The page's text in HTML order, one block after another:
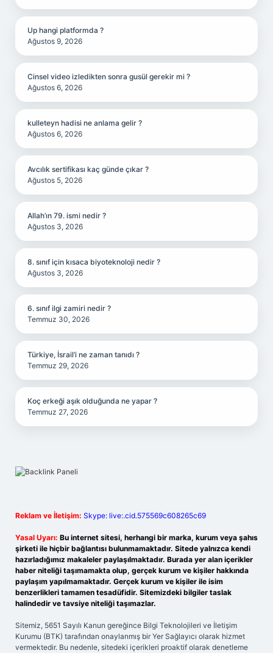
Up hangi platformda ?
Ağustos 9, 2026
Cinsel video izledikten sonra gusül gerekir mi ?
Ağustos 6, 2026
kulleteyn hadisi ne anlama gelir ?
Ağustos 6, 2026
Avcılık sertifikası kaç günde çıkar ?
Ağustos 5, 2026
Allah’ın 79. ismi nedir ?
Ağustos 3, 2026
8. sınıf için kısaca biyoteknoloji nedir ?
Ağustos 3, 2026
6. sınıf ilgi zamiri nedir ?
Temmuz 30, 2026
Türkiye, İsrail’i ne zaman tanıdı ?
Temmuz 29, 2026
Koç erkeği aşık olduğunda ne yapar ?
Temmuz 27, 2026
Reklam ve İletişim: Skype: live:.cid.575569c608265c69
Yasal Uyarı: Bu internet sitesi, herhangi bir marka, kurum veya şahıs
şirketi ile hiçbir bağlantısı bulunmamaktadır. Sitede yalnızca kendi
hazırladığımız makaleler paylaşılmaktadır. Burada yer alan içerikler
haber niteliği taşımamakta olup, gerçek kurum ve kişiler hakkında
paylaşım yapılmamaktadır. Gerçek kurum ve kişiler ile isim
benzerlikleri tamamen tesadüfidir. Sitemizdeki bilgiler taslak
halindedir ve tavsiye niteliği taşımazlar.
Sitemiz, 5651 Sayılı Kanun gereğince Bilgi Teknolojileri ve İletişim
Kurumu (BTK) tarafından onaylanmış bir Yer Sağlayıcı olarak hizmet
vermektedir. Bu nedenle, sitedeki içerikleri proaktif olarak denetleme